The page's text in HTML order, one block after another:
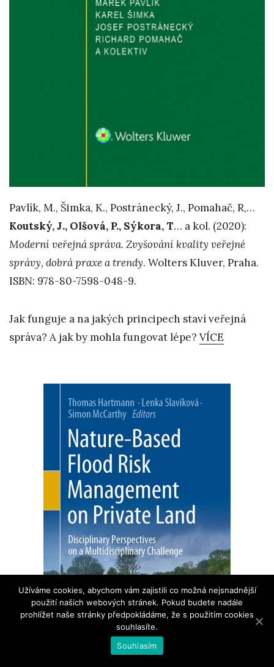
Pavlík, M., Šimka, K., Postránecký, J., Pomahač, R,…
Koutský, J., Olšová, P., Sýkora, T… a kol. (2020):
Moderní veřejná správa. Zvyšování kvality veřejné
správy, dobrá praxe a trendy. Wolters Kluver, Praha.
ISBN: 978-80-7598-048-9.
Jak funguje a na jakých principech staví veřejná
správa? A jak by mohla fungovat lépe? VÍCE
Užíváme cookies, abychom vám zajistili co možná nejsnadnější
použití našich webových stránek. Pokud budete nadále
prohlížet naše stránky předpokládáme, že s použitím cookies
souhlasíte.
Souhlasím